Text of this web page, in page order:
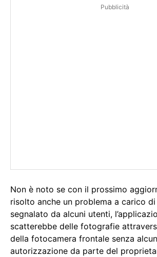
Pubblicità
Non è noto se con il prossimo
risolto anche un problema a carico di
segnalato da alcuni utenti,
scatterebbe delle fotografie
della fotocamera frontale senza
autorizzazione da parte del